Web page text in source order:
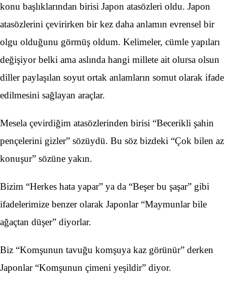
konu başlıklarından birisi Japon atasözleri oldu. Japon
atasözlerini çevirirken bir kez daha anlamın evrensel bir
olgu olduğunu görmüş oldum. Kelimeler, cümle yapıları
değişiyor belki ama aslında hangi millete ait olursa olsun
diller paylaşılan soyut ortak anlamların somut olarak ifade
edilmesini sağlayan araçlar.
Mesela çevirdiğim atasözlerinden birisi “Becerikli şahin
pençelerini gizler” sözüydü. Bu söz bizdeki “Çok bilen az
konuşur” sözüne yakın.
Bizim “Herkes hata yapar” ya da “Beşer bu şaşar” gibi
ifadelerimize benzer olarak Japonlar “Maymunlar bile
ağaçtan düşer” diyorlar.
Biz “Komşunun tavuğu komşuya kaz görünür” derken
Japonlar “Komşunun çimeni yeşildir” diyor.